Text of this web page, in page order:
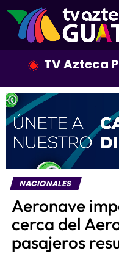
TV Azteca
NACIONALES
Aeronave
cerca del
pasajeros